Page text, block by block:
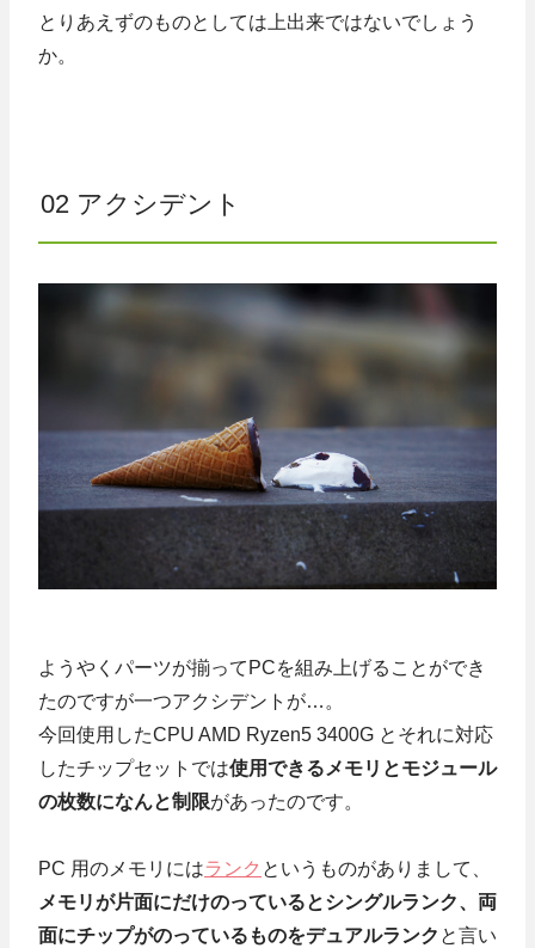
とりあえずのものとしては上出来ではないでしょう
か。
02 アクシデント
ようやくパーツが揃ってPCを組み上げることができ
たのですが一つアクシデントが…。
今回使用したCPU AMD Ryzen5 3400G とそれに対応
したチップセットでは使用できるメモリとモジュール
の枚数になんと制限があったのです。
PC 用のメモリにはランク というものがありまして、
メモリが片面にだけのっているとシングルランク、両
面にチップがのっているものをデュアルランク と言い